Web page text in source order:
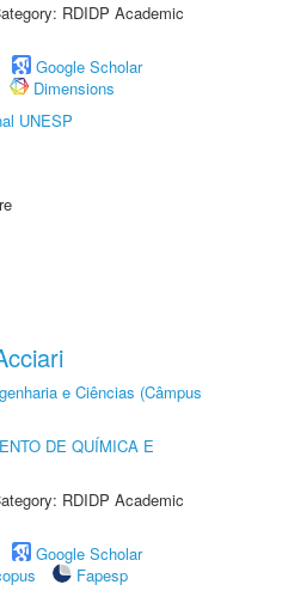
RDIDP Academic
Google Scholar
Dimensions
UNESP
e Ciências (Câmpus
DE QUÍMICA E
RDIDP Academic
Google Scholar
Fapesp